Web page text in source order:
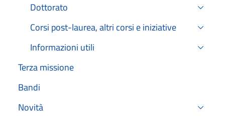
Dottorato
Corsi post-laurea, altri corsi e iniziative
Informazioni utili
Terza missione
Bandi
Novità